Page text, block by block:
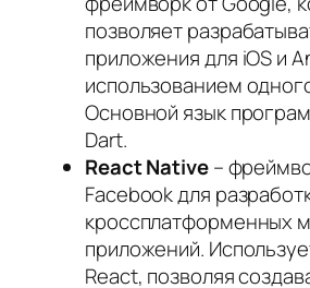
позволяет
приложения для iOS и
использованием
Основной язык
Dart.
React Native–
Facebook для
кроссплатформенных
приложений.
React, позволяя